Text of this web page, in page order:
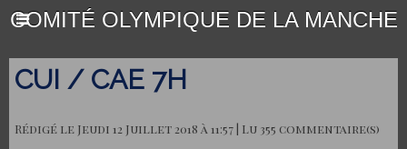
COMITÉ OLYMPIQUE DE LA MANCHE
CUI / CAE 7H
Rédigé le Jeudi 12 Juillet 2018 à 11:57 | Lu 355 commentaire(s)